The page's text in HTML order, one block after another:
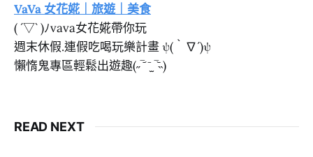
VaVa 女花婲｜旅遊｜美食
( ´▽` )ﾉvava女花婲帶你玩
週末休假.連假吃喝玩樂計畫 ψ(｀∇´)ψ
懶惰鬼專區輕鬆出遊趣(˶‾᷄ ⁻̫ ‾᷅˵)
READ NEXT